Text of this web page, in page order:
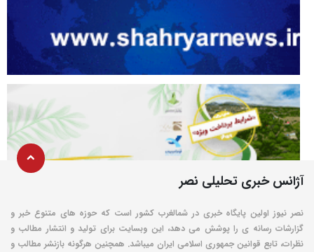
آژانس خبری تحلیلی نصر
نصر نیوز اولین پایگاه خبری در شمالغرب کشور است که حوزه های متنوع خبر و
گزارشات رسانه ی را پوشش می دهد، این وبسایت برای تولید و انتشار مطالب و
نظرات، تابع قوانین جمهوری اسلامی ایران میباشد. همچنین هرگونه بازنشر مطالب و